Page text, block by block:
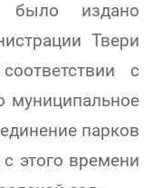
издано
Твери
с
муниципальное
парков
этого времени